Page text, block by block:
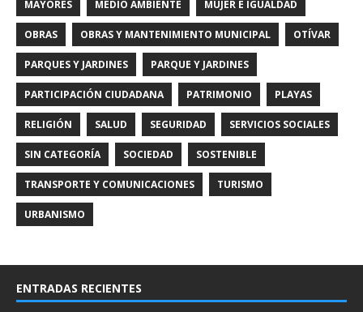
MAYORES MEDIO AMBIENTE MUJER E IGUALDAD
OBRAS OBRAS Y MANTENIMIENTO MUNICIPAL OTÍVAR
PARQUES Y JARDINES PARQUE Y JARDINES
PARTICIPACIÓN CIUDADANA PATRIMONIO PLAYAS
RELIGIÓN SALUD SEGURIDAD SERVICIOS SOCIALES
SIN CATEGORÍA SOCIEDAD SOSTENIBLE
TRANSPORTE Y COMUNICACIONES TURISMO
URBANISMO
ENTRADAS RECIENTES